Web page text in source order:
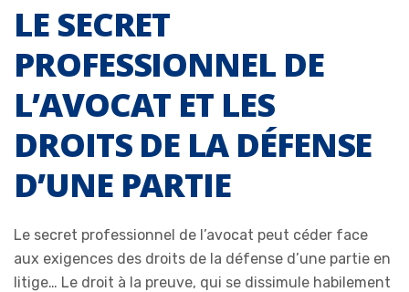
LE SECRET
PROFESSIONNEL DE
L’AVOCAT ET LES
DROITS DE LA DÉFENSE
D’UNE PARTIE
Le secret professionnel de l’avocat peut céder face
aux exigences des droits de la défense d’une partie en
litige… Le droit à la preuve, qui se dissimule habilement